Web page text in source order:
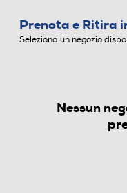
CASSE BLUETOOOTH
Prenota e Ritira
Seleziona un negozio
Nessun